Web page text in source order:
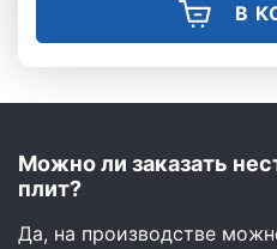
В
Можно ли заказать
плит?
Да, на производстве